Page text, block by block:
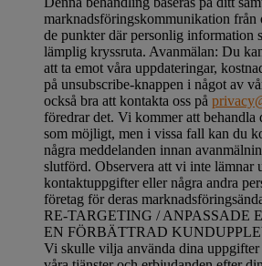
marknadsföringskommunikation från
de punkter där personlig information
lämplig kryssruta. Avanmälan: Du
att ta emot våra uppdateringar,
på unsubscribe-knappen i något av
också bra att kontakta oss på
föredrar det. Vi kommer att behandla
som möjligt, men i vissa fall kan du
några meddelanden innan
slutförd. Observera att vi inte lämnar
kontaktuppgifter eller några andra
företag för deras
RE-TARGETING / ANPASSADE
EN FÖRBÄTTRAD
Vi skulle vilja använda dina uppgifter